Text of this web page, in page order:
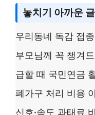
놓치기 아까운
우리동네 독감 접
부모님께 꼭 챙겨
급할 때 국민연금
폐가구 처리 비용
신호·속도 과태료